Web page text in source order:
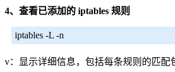
4、查看已添加的 iptables 规则
iptables -L -n
v：显示详细信息，包括每条规则的匹配